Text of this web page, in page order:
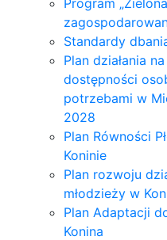
Standardy
Plan działania
dostępności
potrzebami w
2028
Plan Równości
Koninie
Plan rozwoju
młodzieży w
Plan Adaptacji
Konina